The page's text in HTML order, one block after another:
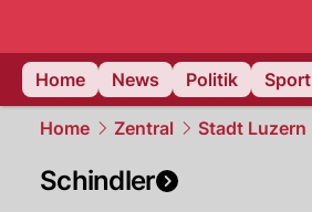
Home
News Politik Sport
Home Zentral Stadt Luzern
Schindler